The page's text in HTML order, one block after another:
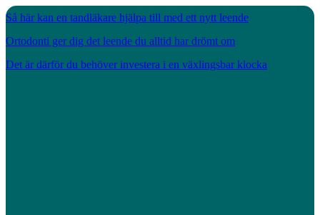
Så här kan en tandläkare hjälpa till med ett nytt leende
Ortodonti ger dig det leende du alltid har drömt om
Det är därför du behöver investera i en växlingsbar klocka